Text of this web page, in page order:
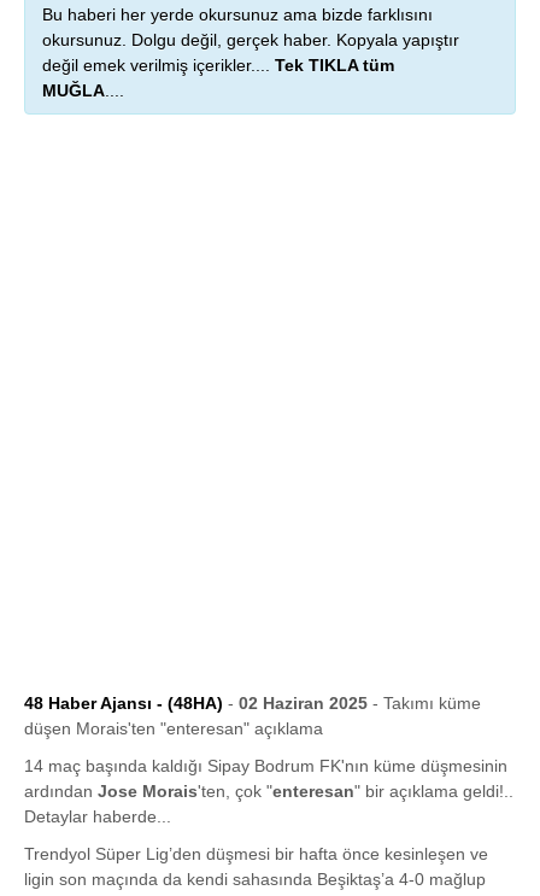
Bu haberi her yerde okursunuz ama bizde farklısını
okursunuz. Dolgu değil, gerçek haber. Kopyala yapıştır
değil emek verilmiş içerikler.... Tek TIKLA tüm
MUĞLA....
48 Haber Ajansı - (48HA) - 02 Haziran 2025 - Takımı küme
düşen Morais'ten "enteresan" açıklama
14 maç başında kaldığı Sipay Bodrum FK'nın küme düşmesinin
ardından Jose Morais'ten, çok "enteresan" bir açıklama geldi!..
Detaylar haberde...
Trendyol Süper Lig’den düşmesi bir hafta önce kesinleşen ve
ligin son maçında da kendi sahasında Beşiktaş’a 4-0 mağlup